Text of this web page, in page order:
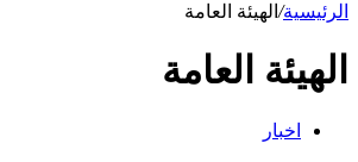
الرئيسية/ الهيئة العامة
الهيئة العامة
اخبار